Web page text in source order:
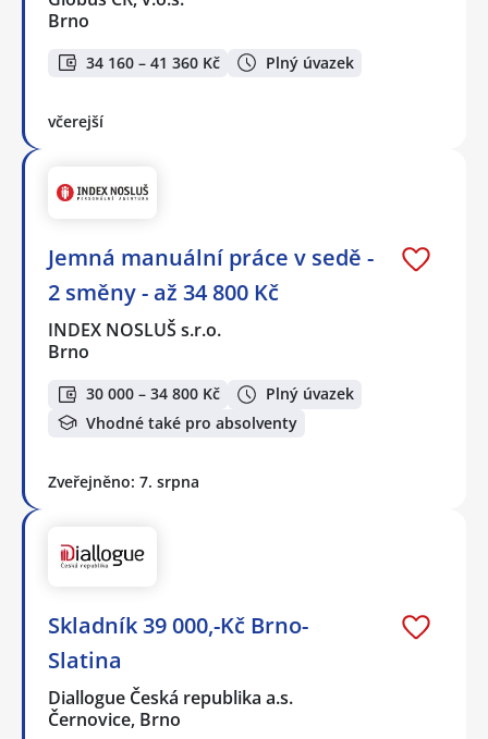
Brno
34 160 – 41 360 Kč Plný úvazek
včerejší
Jemná manuální práce v sedě -
2 směny - až 34 800 Kč
INDEX NOSLUŠ s.r.o.
Brno
30 000 – 34 800 Kč
Plný úvazek
Vhodné také pro absolventy
Zveřejněno: 7. srpna
Skladník 39 000,-Kč Brno-
Slatina
Diallogue Česká republika a.s.
Černovice, Brno